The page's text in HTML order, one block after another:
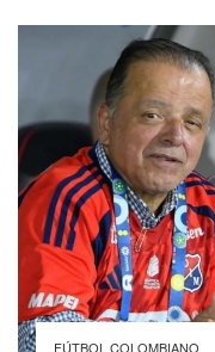
FÚTBOL COLOMBIANO